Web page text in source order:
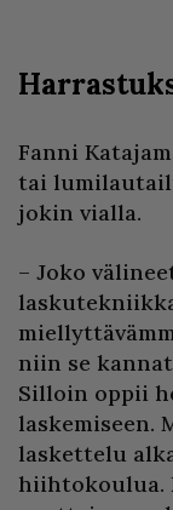
Fanni
tai
jokin vialla.
– Joko
niin se
Silloin oppii
laskemiseen.
laskettelu
hiihtokoulua.